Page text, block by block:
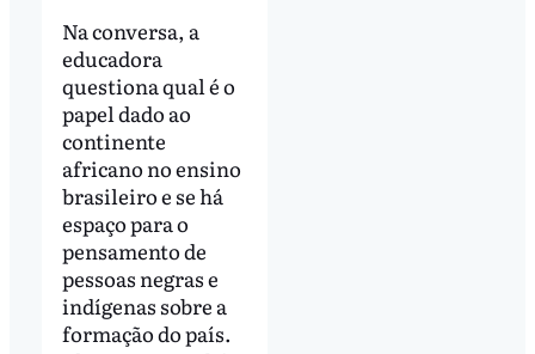
Na conversa, a
educadora
questiona qual é o
papel dado ao
continente
africano no ensino
brasileiro e se há
espaço para o
pensamento de
pessoas negras e
indígenas sobre a
formação do país.